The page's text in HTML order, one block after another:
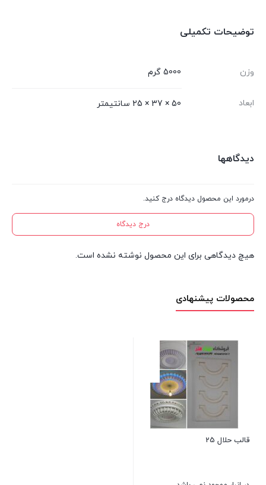
توضیحات تکمیلی
وزن 5000 گرم
ابعاد 50 × 37 × 25 سانتیمتر
دیدگاهها
درمورد این محصول دیدگاه درج کنید.
درج دیدگاه
هیچ دیدگاهی برای این محصول نوشته نشده است.
محصولات پیشنهادی
قالب حلال 25